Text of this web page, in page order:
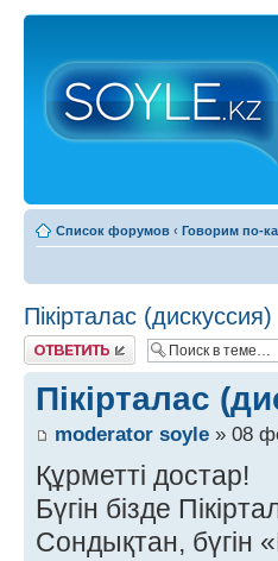
Список форумов ‹ Говорим по-
Пікірталас (дискуссия)
Ответить
Пікірталас
moderator soyle » 08
Құрметті достар!
Бүгін бізде
Сондықтан, бүгін